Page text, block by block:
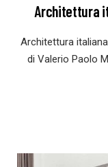
Architettura
Architettura
di Valerio Paolo